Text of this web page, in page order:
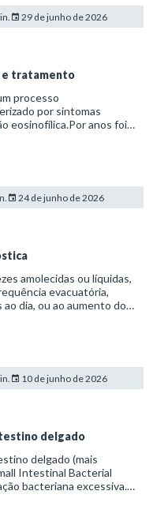
29 de junho de 2026
e tratamento
processo
por sintomas
eosinofílica.Por anos foi
24 de junho de 2026
amolecidas ou líquidas,
evacuatória,
dia, ou ao aumento do
10 de junho de 2026
delgado
delgado (mais
Intestinal Bacterial
bacteriana excessiva.